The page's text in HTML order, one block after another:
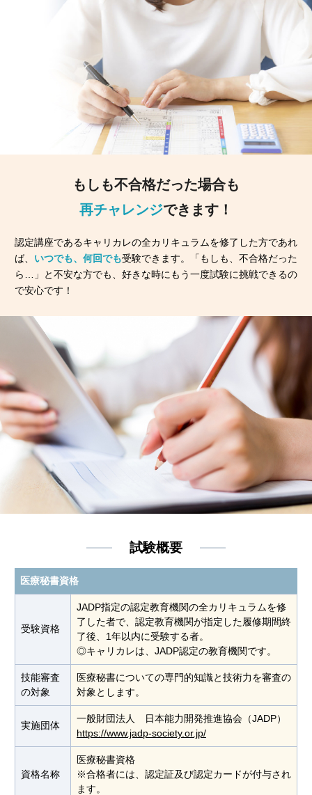
もしも不合格だった場合も
再チャレンジできます！
認定講座であるキャリカレの全カリキュラムを修了した方であれ
ば、 いつでも、何回でも受験できます。「もしも、不合格だった
ら…」と不安な方でも、好きな時にもう一度試験に挑戦できるの
で安心です！
試験概要
医療秘書資格
受験資格
JADP指定の認定教育機関の全カリキュラムを修
了した者で、認定教育機関が指定した履修期間終
了後、1年以内に受験する者。
◎キャリカレは、JADP認定の教育機関です。
技能審査
の対象
医療秘書についての専門的知識と技術力を審査の
対象とします。
実施団体
一般財団法人 日本能力開発推進協会（JADP）
https://www.jadp-society.or.jp/
資格名称
医療秘書資格
※合格者には、認定証及び認定カードが付与され
ます。